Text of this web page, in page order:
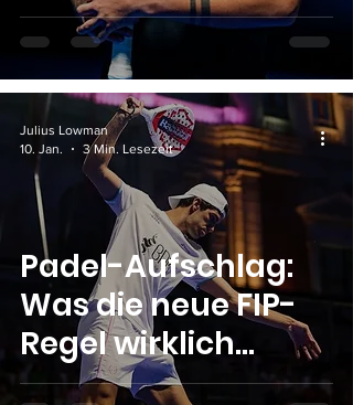
Padel-Aufschlag:
Was die neue FIP-
Regel wirklich
verändert
Julius Lowman
10. Jan.
3 Min. Lesezeit